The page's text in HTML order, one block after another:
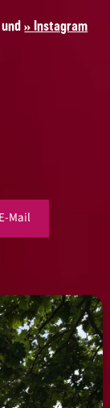
und Instagram
E-Mail